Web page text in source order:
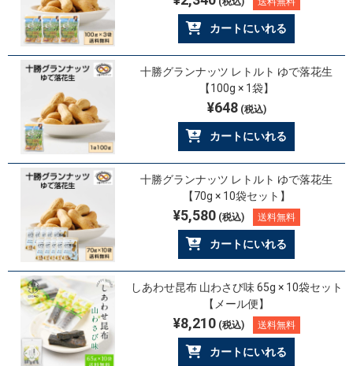
カートにいれる
十勝グランナッツ レトルト ゆで落花生
【100g × 1袋】
¥648(税込)
カートにいれる
十勝グランナッツ レトルト ゆで落花生
【70g × 10袋セット】
¥5,580(税込) 送料無料
カートにいれる
しあわせ昆布 山わさび味 65g × 10袋セット
【メール便】
¥8,210(税込) 送料無料
カートにいれる